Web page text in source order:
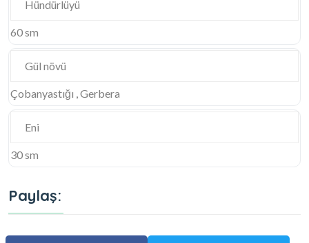
Hündürlüyü
60 sm
Gül növü
Çobanyastığı , Gerbera
Eni
30 sm
Paylaş: